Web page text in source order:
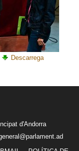
Descarrega
d'Andorra